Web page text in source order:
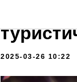
В РЖД
2025-03-26 10:22